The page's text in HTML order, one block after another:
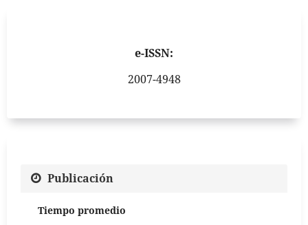
e-ISSN:
2007-4948
Publicación
Tiempo promedio